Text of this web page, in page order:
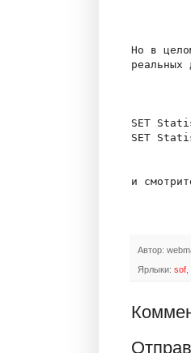
Но в
реальных
SET
SET
Автор:
Ярлыки: sof,